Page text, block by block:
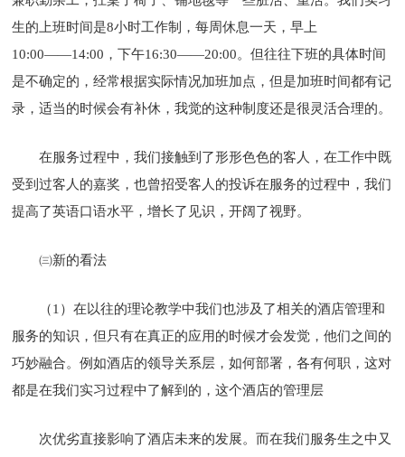
生的上班时间是8小时工作制，每周休息一天，早上
10:00――14:00，下午16:30――20:00。但往往下班的具体时间
是不确定的，经常根据实际情况加班加点，但是加班时间都有记
录，适当的时候会有补休，我觉的这种制度还是很灵活合理的。
在服务过程中，我们接触到了形形色色的客人，在工作中既
受到过客人的嘉奖，也曾招受客人的投诉在服务的过程中，我们
提高了英语口语水平，增长了见识，开阔了视野。
㈢新的看法
（1）在以往的理论教学中我们也涉及了相关的酒店管理和
服务的知识，但只有在真正的应用的时候才会发觉，他们之间的
巧妙融合。例如酒店的领导关系层，如何部署，各有何职，这对
都是在我们实习过程中了解到的，这个酒店的管理层
次优劣直接影响了酒店未来的发展。而在我们服务生之中又